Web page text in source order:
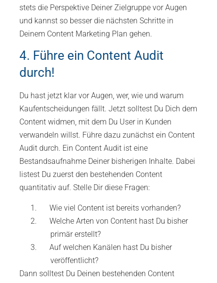
stets die Perspektive Deiner Zielgruppe vor Augen
und kannst so besser die nächsten Schritte in
Deinem Content Marketing Plan gehen.
4. Führe ein Content Audit
durch!
Du hast jetzt klar vor Augen, wer, wie und warum
Kaufentscheidungen fällt. Jetzt solltest Du Dich dem
Content widmen, mit dem Du User in Kunden
verwandeln willst. Führe dazu zunächst ein Content
Audit durch. Ein Content Audit ist eine
Bestandsaufnahme Deiner bisherigen Inhalte. Dabei
listest Du zuerst den bestehenden Content
quantitativ auf. Stelle Dir diese Fragen:
Wie viel Content ist bereits vorhanden?
Welche Arten von Content hast Du bisher
primär erstellt?
Auf welchen Kanälen hast Du bisher
veröffentlicht?
Dann solltest Du Deinen bestehenden Content